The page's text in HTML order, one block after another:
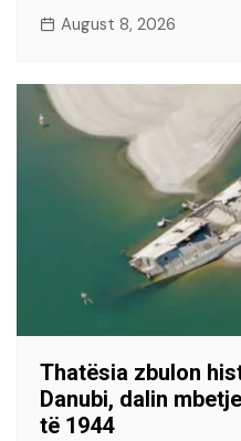
August 8, 2026
Thatësia zbulon
Danubi, dalin
të 1944